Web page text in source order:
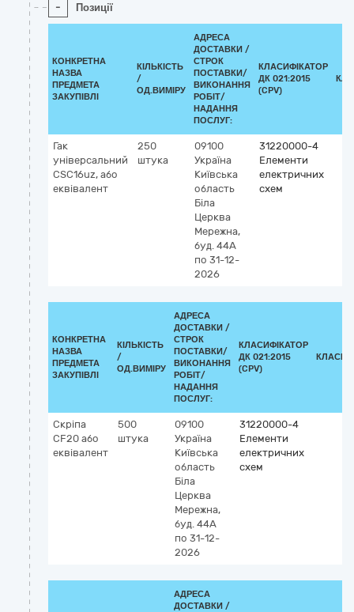
- Позиції
КОНКРЕТНА
НАЗВА
ПРЕДМЕТА
ЗАКУПІВЛІ
КІЛЬКІСТЬ
/
ОД.ВИМІРУ
АДРЕСА
ДОСТАВКИ /
СТРОК
ПОСТАВКИ/
ВИКОНАННЯ
РОБІТ/
НАДАННЯ
ПОСЛУГ:
КЛАСИФІКАТОР
ДК 021:2015
(CPV)
Гак
універсальний
CSC16uz, або
еквівалент
250
штука
09100
Україна
Київська
область
Біла
Церква
Мережна,
буд. 44А
по 31-12-
2026
31220000-4
Елементи
електричних
схем
КОНКРЕТНА
НАЗВА
ПРЕДМЕТА
ЗАКУПІВЛІ
КІЛЬКІСТЬ
/
ОД.ВИМІРУ
АДРЕСА
ДОСТАВКИ /
СТРОК
ПОСТАВКИ/
ВИКОНАННЯ
РОБІТ/
НАДАННЯ
ПОСЛУГ:
КЛАСИФІКАТОР
ДК 021:2015
(CPV)
Скріпа
CF20 або
еквівалент
500
штука
09100
Україна
Київська
область
Біла
Церква
Мережна,
буд. 44А
по 31-12-
2026
31220000-4
Елементи
електричних
схем
АДРЕСА
ДОСТАВКИ /